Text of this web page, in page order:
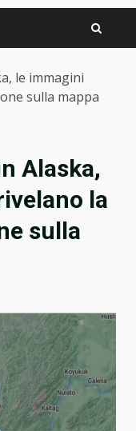
le immagini
sulla mappa
Alaska,
la
sulla